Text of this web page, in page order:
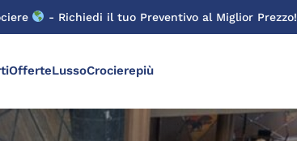
- Richiedi il tuo Preventivo al Miglior Prezzo!
OfferteLussoCrocierepiù